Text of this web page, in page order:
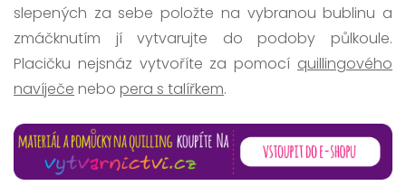
slepených za sebe položte na vybranou bublinu a
zmáčknutím jí vytvarujte do podoby půlkoule.
Placičku nejsnáz vytvoříte za pomocí quillingového
navíječe nebo pera s talířkem.